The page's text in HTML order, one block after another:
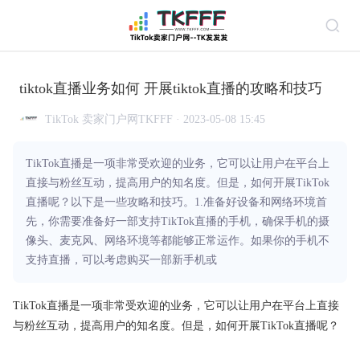
tiktok直播业务如何 开展tiktok直播的攻略和技巧
TikTok 卖家门户网TKFFF · 2023-05-08 15:45
TikTok直播是一项非常受欢迎的业务，它可以让用户在平台上
直接与粉丝互动，提高用户的知名度。但是，如何开展TikTok
直播呢？以下是一些攻略和技巧。1.准备好设备和网络环境首
先，你需要准备好一部支持TikTok直播的手机，确保手机的摄
像头、麦克风、网络环境等都能够正常运作。如果你的手机不
支持直播，可以考虑购买一部新手机或
TikTok直播是一项非常受欢迎的业务，它可以让用户在平台上直接
与粉丝互动，提高用户的知名度。但是，如何开展TikTok直播呢？